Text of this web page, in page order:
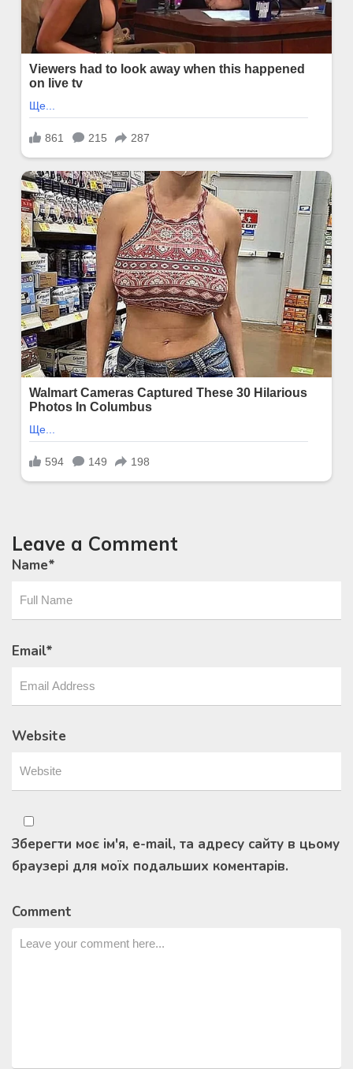
Leave a Comment
Name*
Email*
Website
Зберегти моє ім'я, e-mail, та адресу сайту в цьому
браузері для моїх подальших коментарів.
Comment